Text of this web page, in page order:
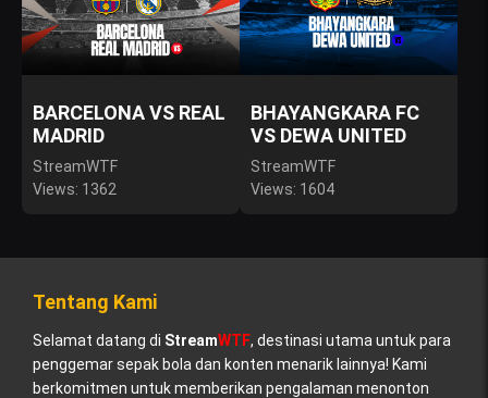
BARCELONA VS REAL
MADRID
StreamWTF
Views: 1362
BHAYANGKARA FC
VS DEWA UNITED
StreamWTF
Views: 1604
Tentang Kami
Selamat datang di StreamWTF, destinasi utama untuk para
penggemar sepak bola dan konten menarik lainnya! Kami
berkomitmen untuk memberikan pengalaman menonton